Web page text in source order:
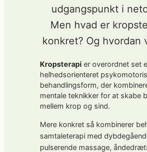
udgangspunkt i
Men hvad er
konkret? Og hvordan
Kropsterapi er overordnet set
helhedsorienteret
behandlingsform, der
mentale teknikker for at skabe
mellem krop og sind.
Mere konkret så kombinerer
samtaleterapi med
pulserende massage,